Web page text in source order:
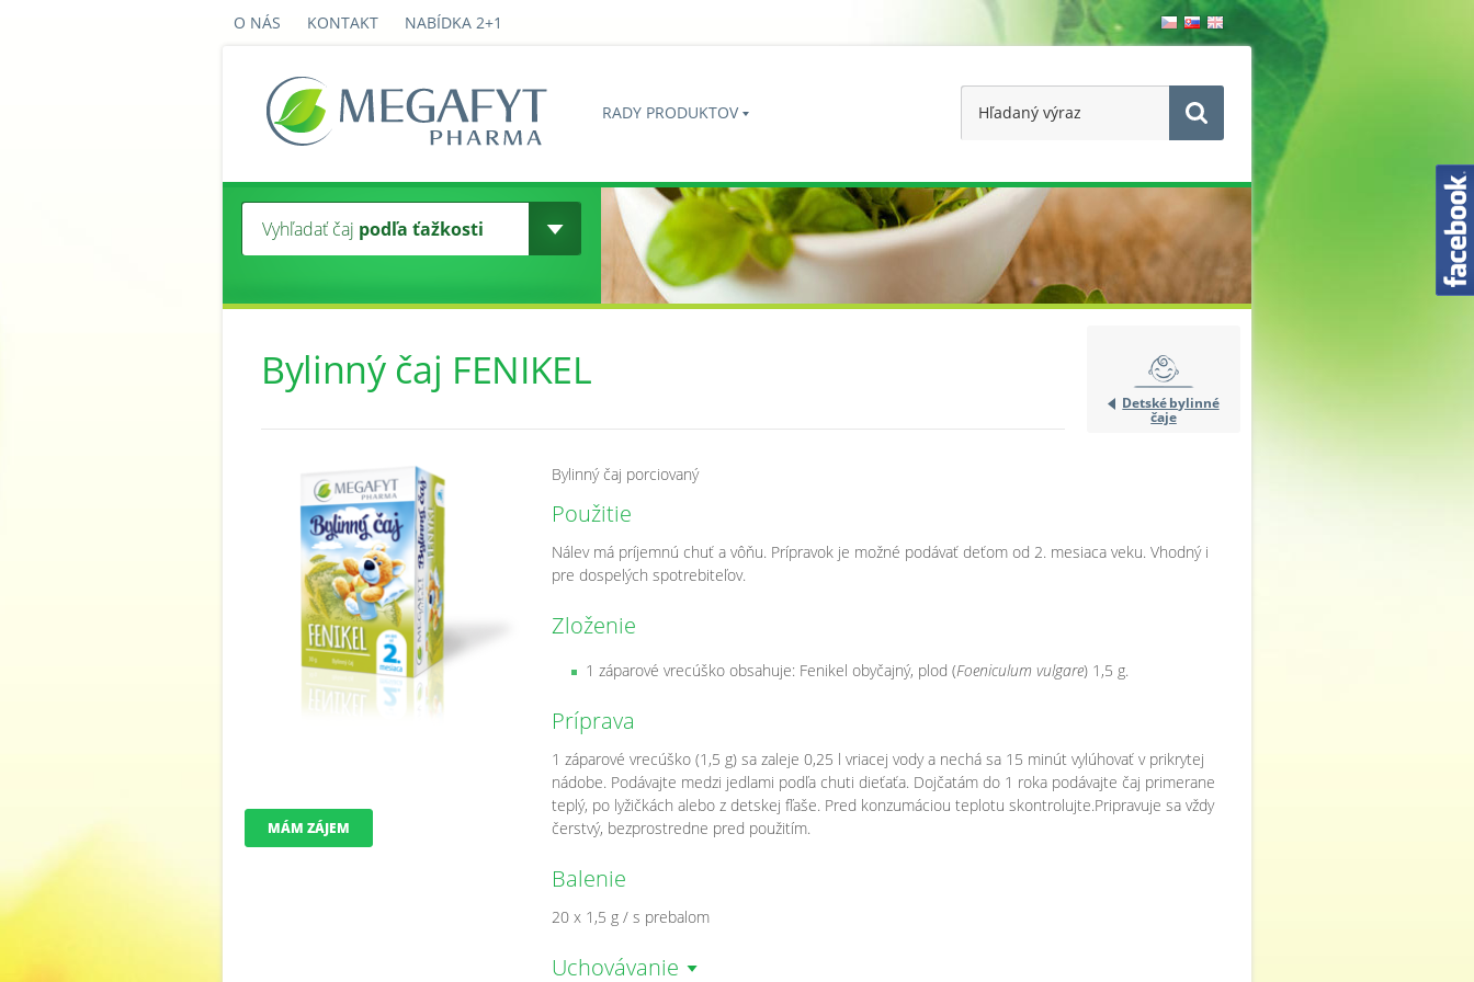
O NÁS KONTAKT NABÍDKA 2+1
RADY PRODUKTOV
Vyhľadať čaj podľa ťažkosti
Bylinný čaj FENIKEL
Bylinný čaj porciovaný
Použitie
Nálev má príjemnú chuť a vôňu. Prípravok je možné podávať deťom od 2. mesiaca veku. Vhodný i
pre dospelých spotrebiteľov.
Zloženie
1 záparové vrecúško obsahuje: Fenikel obyčajný, plod (Foeniculum vulgare) 1,5 g.
Príprava
1 záparové vrecúško (1,5 g) sa zaleje 0,25 l vriacej vody a nechá sa 15 minút vylúhovať v prikrytej
nádobe. Podávajte medzi jedlami podľa chuti dieťaťa. Dojčatám do 1 roka podávajte čaj primerane
teplý, po lyžičkách alebo z detskej fľaše. Pred konzumáciou teplotu skontrolujte.Pripravuje sa vždy
čerstvý, bezprostredne pred použitím.
Balenie
20 x 1,5 g / s prebalom
Uchovávanie
Detské bylinné
čaje
MÁM ZÁJEM